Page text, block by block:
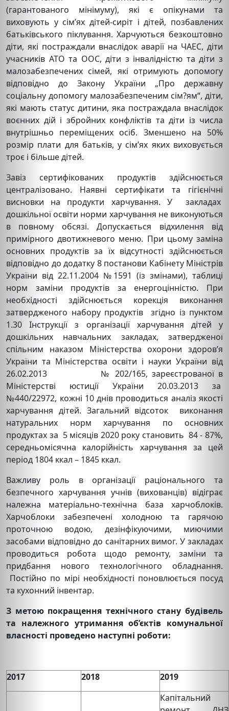
(гарантованого мінімуму), які є опікунами та
виховують у сім’ях дітей-сиріт і дітей, позбавлених
батьківського піклування. Харчуються безкоштовно
діти, які постраждали внаслідок аварії на ЧАЕС, діти
учасників АТО та ООС, діти з інвалідністю та діти з
малозабезпечених сімей, які отримують допомогу
відповідно до Закону України „Про державну
соціальну допомогу малозабезпеченим сім?ям“, діти,
які мають статус дитини, яка постраждала внаслідок
воєнних дій і збройних конфліктів та діти із числа
внутрішньо переміщених осіб. Зменшено на 50%
розмір плати для батьків, у сім’ях яких виховується
троє і більше дітей.
Завіз сертифікованих продуктів здійснюється
централізовано. Наявні сертифікати та гігієнічні
висновки на продукти харчування. У закладах
дошкільної освіти норми харчування не виконуються
в повному обсязі. Допускається відхилення від
примірного двотижневого меню. При цьому заміна
основних продуктів за їх відсутності здійснюється
відповідно до додатку 8 постанови Кабінету Міністрів
України від 22.11.2004 №1591 (із змінами), таблиці
норм заміни продуктів за енергоцінністю. При
необхідності здійснюється корекція виконання
затвердженого набору продуктів згідно із пунктом
1.30 Інструкції з організації харчування дітей у
дошкільних навчальних закладах, затвердженої
спільним наказом Міністерства охорони здоров’я
України та Міністерства освіти і науки України від
26.02.2013 № 202/165, зареєстрованої в
Міністерстві юстиції України 20.03.2013 за
№440/22972, кожні 10 днів проводиться аналіз якості
харчування дітей. Загальний відсоток виконання
натуральних норм харчування по основних
продуктах за 5 місяців 2020 року становить 84 - 87%,
середньомісячна калорійність харчування за цей
період 1804 ккал – 1845 ккал.
Важливу роль в організації раціонального та
безпечного харчування учнів (вихованців) відіграє
належна матеріально-технічна база харчоблоків.
Харчоблоки забезпечені холодною та гарячою
проточною водою, дезінфікуючими, миючими
засобами відповідно до санітарних вимог. У закладах
проводиться робота щодо ремонту, заміни та
придбання нового технологічного обладнання.
Постійно по мірі необхідності поновлюється посуд
та кухонний інвентар.
З метою покращення технічного стану будівель
та належного утримання об’єктів комунальної
власності проведено наступні роботи:
2017 2018 2019
Капітальний